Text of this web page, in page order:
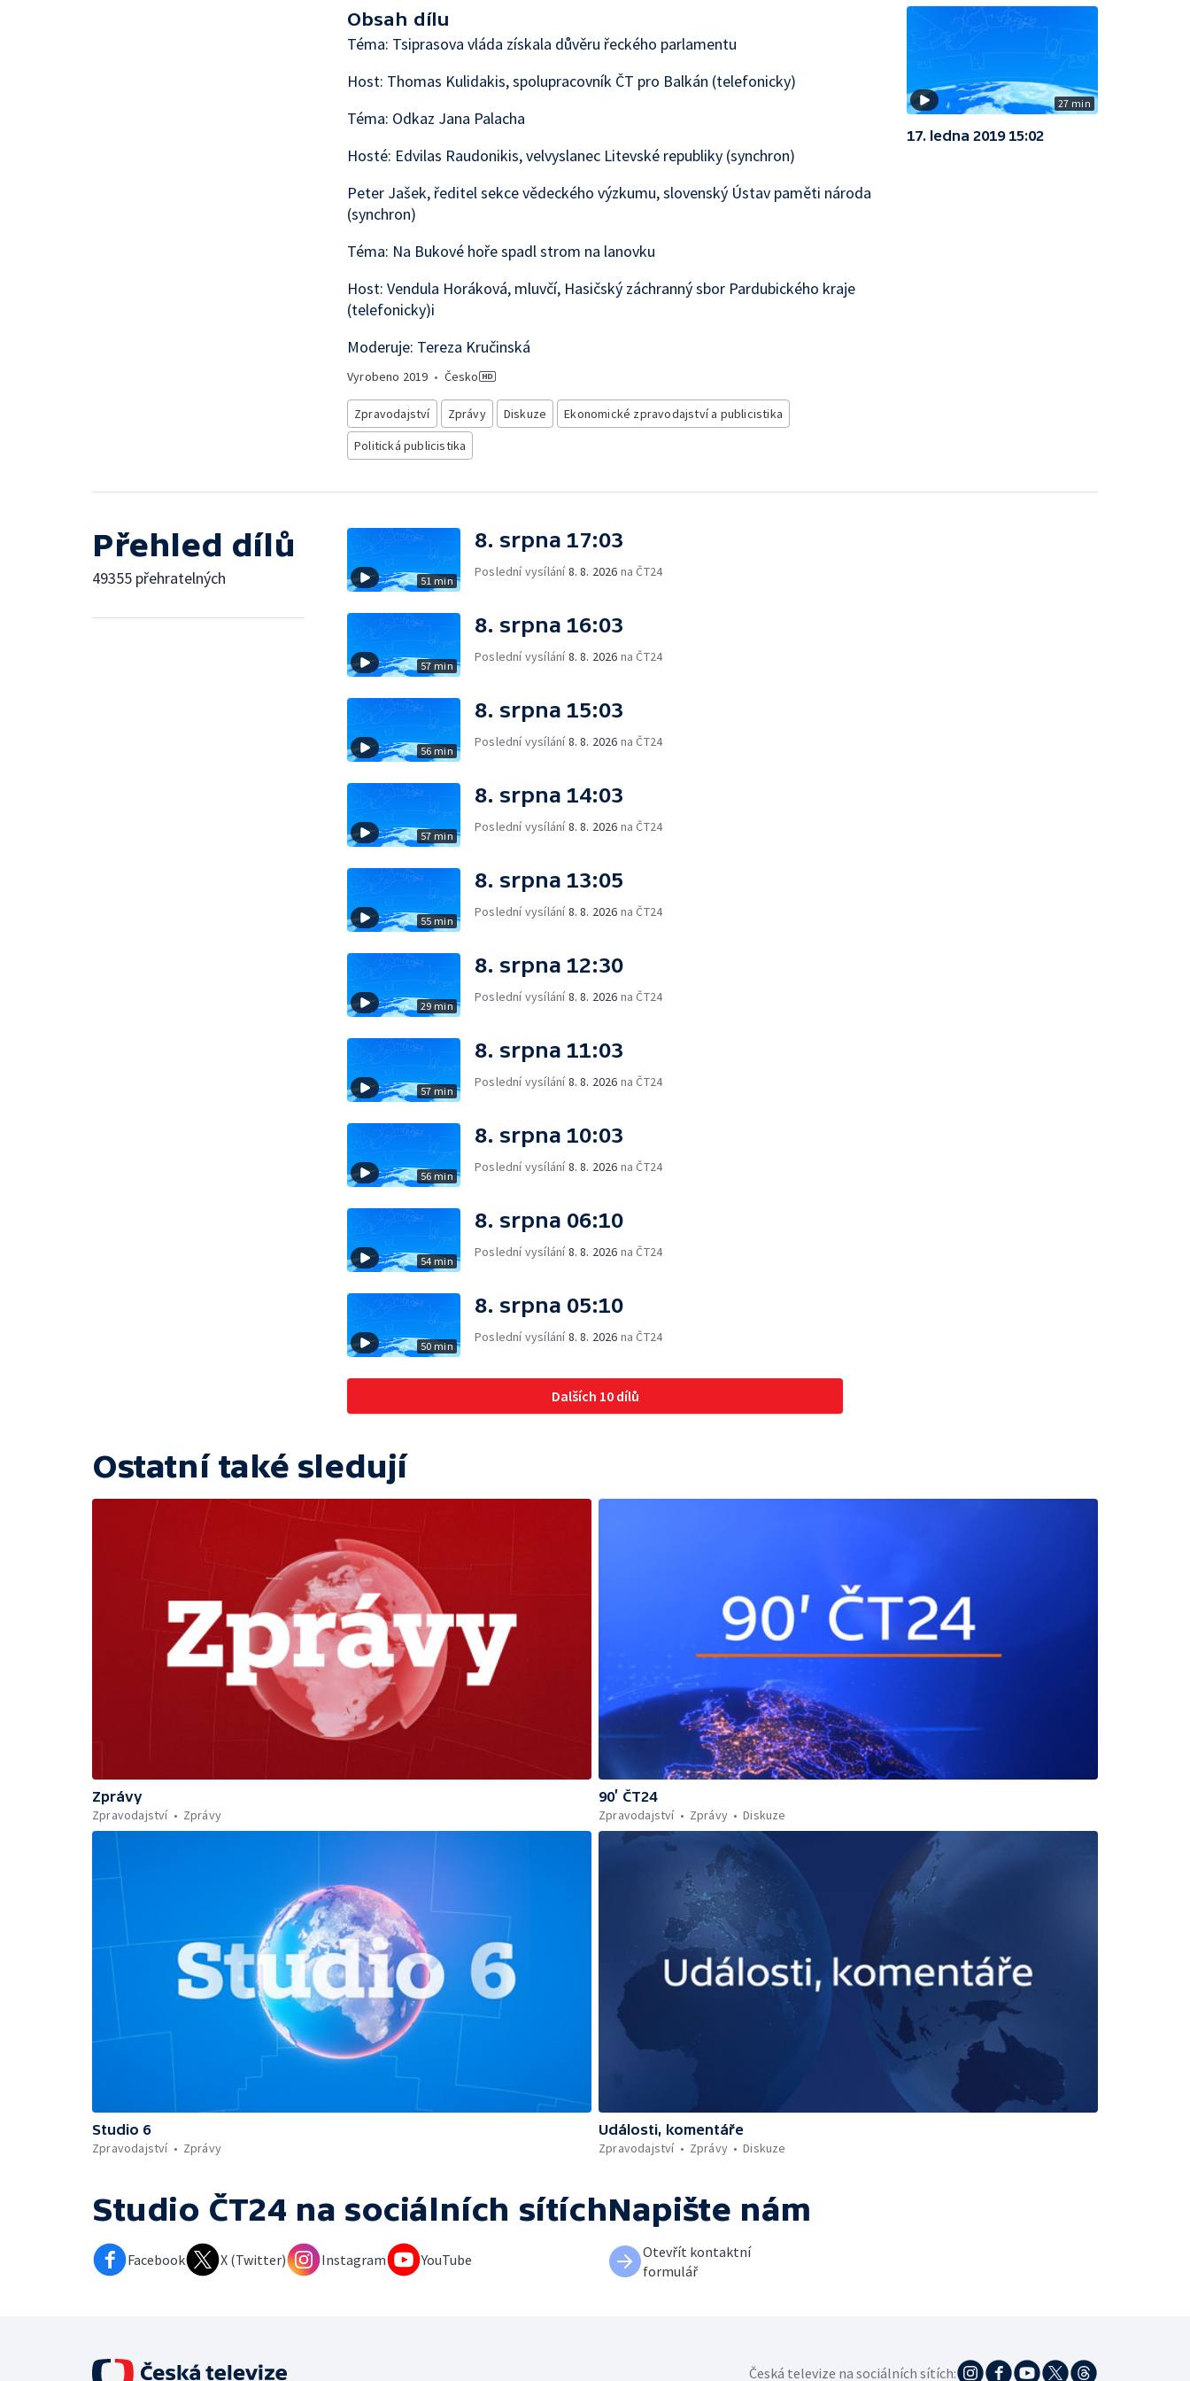
Obsah dílu
Téma: Tsiprasova vláda získala důvěru řeckého parlamentu
Host: Thomas Kulidakis, spolupracovník ČT pro Balkán (telefonicky)
Téma: Odkaz Jana Palacha
Hosté: Edvilas Raudonikis, velvyslanec Litevské republiky (synchron)
Peter Jašek, ředitel sekce vědeckého výzkumu, slovenský Ústav paměti národa
(synchron)
Téma: Na Bukové hoře spadl strom na lanovku
Host: Vendula Horáková, mluvčí, Hasičský záchranný sbor Pardubického kraje
(telefonicky)i
Moderuje: Tereza Kručinská
Vyrobeno 2019 • Česko
Zpravodajství Zprávy Diskuze
Ekonomické zpravodajství a publicistika
Politická publicistika
27 min
17. ledna 2019 15:02
Přehled dílů
49355 přehratelných 51 min
8. srpna 17:03
Poslední vysílání8. 8. 2026 na ČT24
57 min
8. srpna 16:03
Poslední vysílání8. 8. 2026 na ČT24
56 min
8. srpna 15:03
Poslední vysílání8. 8. 2026 na ČT24
57 min
8. srpna 14:03
Poslední vysílání8. 8. 2026 na ČT24
55 min
8. srpna 13:05
Poslední vysílání8. 8. 2026 na ČT24
29 min
8. srpna 12:30
Poslední vysílání8. 8. 2026 na ČT24
57 min
8. srpna 11:03
Poslední vysílání8. 8. 2026 na ČT24
56 min
8. srpna 10:03
Poslední vysílání8. 8. 2026 na ČT24
54 min
8. srpna 06:10
Poslední vysílání8. 8. 2026 na ČT24
50 min
8. srpna 05:10
Poslední vysílání8. 8. 2026 na ČT24
Dalších 10 dílů
Ostatní také sledují
Zprávy
Zpravodajství
Zprávy
90’ ČT24
Zpravodajství
Zprávy Diskuze
Studio 6
Zpravodajství
Zprávy
Události, komentáře
Zpravodajství
Zprávy Diskuze
Studio ČT24 na sociálních sítích
Facebook X (Twitter) Instagram YouTube
Napište nám
Otevřít kontaktní
formulář
Česká televize na sociálních sítích: